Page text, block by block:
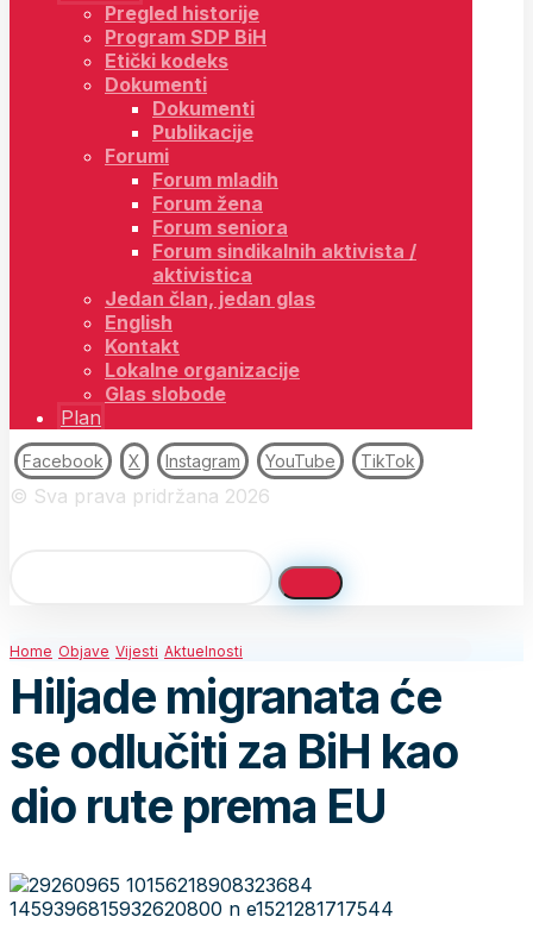
Pregled historije
Program SDP BiH
Etički kodeks
Dokumenti
Dokumenti
Publikacije
Forumi
Forum mladih
Forum žena
Forum seniora
Forum sindikalnih aktivista /
aktivistica
Jedan član, jedan glas
English
Kontakt
Lokalne organizacije
Glas slobode
Plan
Facebook X Instagram YouTube TikTok
© Sva prava pridržana 2026
Home Objave Vijesti Aktuelnosti
Hiljade migranata će
se odlučiti za BiH kao
dio rute prema EU